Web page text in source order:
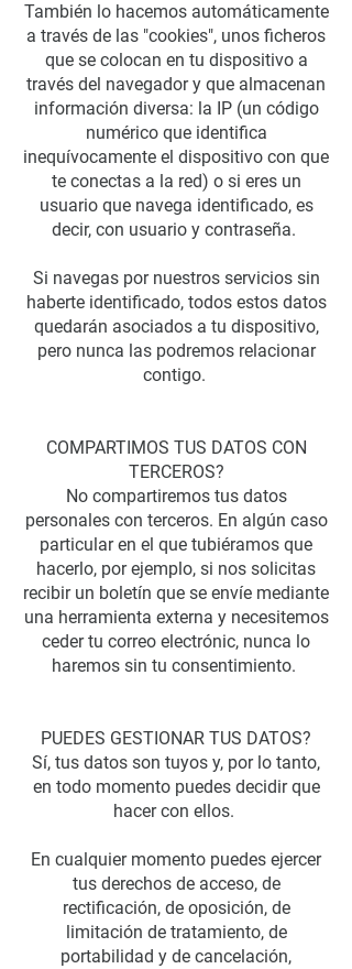
También lo hacemos automáticamente
a través de las "cookies", unos ficheros
que se colocan en tu dispositivo a
través del navegador y que almacenan
información diversa: la IP (un código
numérico que identifica
inequívocamente el dispositivo con que
te conectas a la red) o si eres un
usuario que navega identificado, es
decir, con usuario y contraseña.
Si navegas por nuestros servicios sin
haberte identificado, todos estos datos
quedarán asociados a tu dispositivo,
pero nunca las podremos relacionar
contigo.
COMPARTIMOS TUS DATOS CON
TERCEROS?
No compartiremos tus datos
personales con terceros. En algún caso
particular en el que tubiéramos que
hacerlo, por ejemplo, si nos solicitas
recibir un boletín que se envíe mediante
una herramienta externa y necesitemos
ceder tu correo electrónic, nunca lo
haremos sin tu consentimiento.
PUEDES GESTIONAR TUS DATOS?
Sí, tus datos son tuyos y, por lo tanto,
en todo momento puedes decidir que
hacer con ellos.
En cualquier momento puedes ejercer
tus derechos de acceso, de
rectificación, de oposición, de
limitación de tratamiento, de
portabilidad y de cancelación,